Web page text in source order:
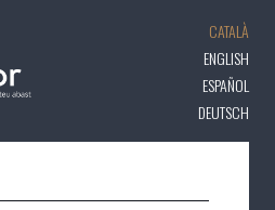
CATALÀ
ENGLISH
ESPAÑOL
DEUTSCH